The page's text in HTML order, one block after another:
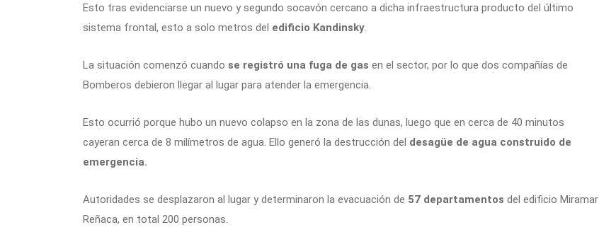
Esto tras evidenciarse un nuevo y segundo socavón cercano a dicha infraestructura producto del último
sistema frontal, esto a solo metros del edificio Kandinsky.
La situación comenzó cuando se registró una fuga de gas en el sector, por lo que dos compañías de
Bomberos debieron llegar al lugar para atender la emergencia.
Esto ocurrió porque hubo un nuevo colapso en la zona de las dunas, luego que en cerca de 40 minutos
cayeran cerca de 8 milímetros de agua. Ello generó la destrucción del desagüe de agua construido de
emergencia.
Autoridades se desplazaron al lugar y determinaron la evacuación de 57 departamentos del edificio Miramar
Reñaca, en total 200 personas.